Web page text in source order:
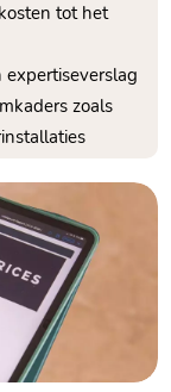
tot het
zoals